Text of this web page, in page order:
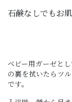
石鹸なしでもお
ベビー用ガーゼと
の裏を拭いたらツ
です。